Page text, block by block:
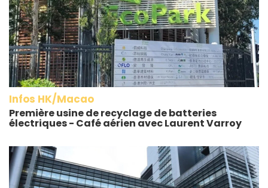
Infos HK/Macao
Première usine de recyclage de batteries
électriques - Café aérien avec Laurent Varroy